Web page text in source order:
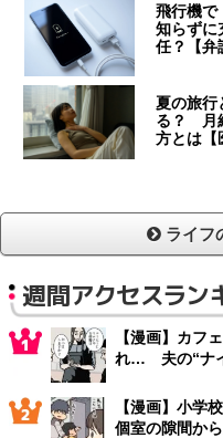
飛行機
知らずに
任？【弁
夏の旅
る？ 月
方とは【
ライフ
週間アクセスラン
【漫画】カフ
れ… 夫の“ナイ
【漫画】小学
個室の隙間か